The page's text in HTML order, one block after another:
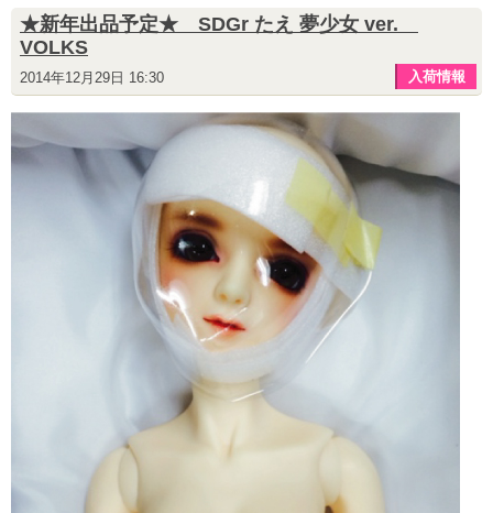
★新年出品予定★ SDGr たえ 夢少女 ver.
VOLKS
2014年12月29日 16:30 入荷情報